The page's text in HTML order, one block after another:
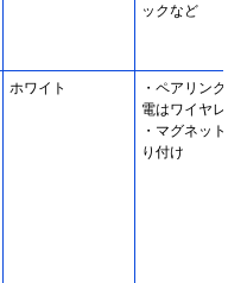
ックなど
ホワイト
・ペアリングと
電はワイヤレス
・マグネットで
り付け